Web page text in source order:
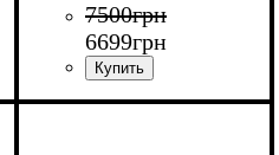
7500грн
6699грн